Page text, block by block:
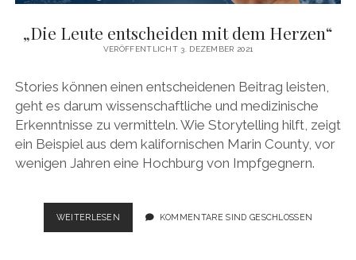
KÖLNER LUDEN
KÖLNER TOTENKARNEVAL
KÖLNER KREUZIGUNG
FIKTIONALES SCHREIBEN
DREHBUCHSCHREIBEN (HHU DÜSSELDORF)
DREHBUCHSCHREIBEN (UNI KÖLN)
ALL ART TELLS A STORY
WIE GESCHICHTEN UNSER GEHIRN IN GEISELHAFT NEHMEN
„Die Leute entscheiden mit dem Herzen“
VERÖFFENTLICHT 3. DEZEMBER 2021
Stories können einen entscheidenen Beitrag leisten,
geht es darum wissenschaftliche und medizinische
Erkenntnisse zu vermitteln. Wie Storytelling hilft, zeigt
ein Beispiel aus dem kalifornischen Marin County, vor
wenigen Jahren eine Hochburg von Impfgegnern.
WEITERLESEN
LEUTE
KOMMENTARE SIND GESCHLOSSEN